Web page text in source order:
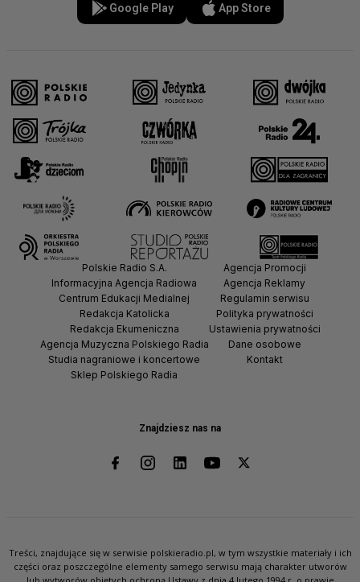
Google Play App Store
Znajdziesz nas na
Polskie Radio S.A.
Informacyjna Agencja Radiowa
Centrum Edukacji Medialnej
Redakcja Katolicka
Redakcja Ekumeniczna
Agencja Muzyczna Polskiego Radia
Studia nagraniowe i koncertowe
Sklep Polskiego Radia
Agencja Promocji
Agencja Reklamy
Regulamin serwisu
Polityka prywatności
Ustawienia prywatności
Dane osobowe
Kontakt
Treści, znajdujące się w serwisie polskieradio.pl, w tym wszystkie materiały i ich
części oraz poszczególne elementy samego serwisu mają charakter utworów